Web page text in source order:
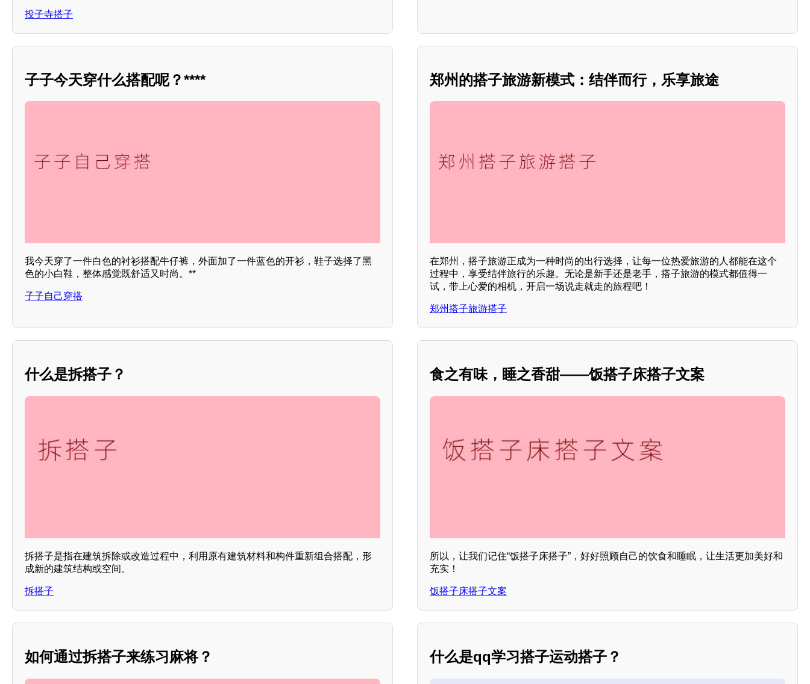
投子寺搭子
子子今天穿什么搭配呢？****
我今天穿了一件白色的衬衫搭配牛仔裤，外面加了一件蓝色的开衫，鞋子选择了黑
色的小白鞋，整体感觉既舒适又时尚。**
子子自己穿搭
郑州的搭子旅游新模式：结伴而行，乐享旅途
在郑州，搭子旅游正成为一种时尚的出行选择，让每一位热爱旅游的人都能在这个
过程中，享受结伴旅行的乐趣。无论是新手还是老手，搭子旅游的模式都值得一
试，带上心爱的相机，开启一场说走就走的旅程吧！
郑州搭子旅游搭子
什么是拆搭子？
拆搭子是指在建筑拆除或改造过程中，利用原有建筑材料和构件重新组合搭配，形
成新的建筑结构或空间。
拆搭子
食之有味，睡之香甜——饭搭子床搭子文案
所以，让我们记住“饭搭子床搭子”，好好照顾自己的饮食和睡眠，让生活更加美好和
充实！
饭搭子床搭子文案
如何通过拆搭子来练习麻将？ 什么是qq学习搭子运动搭子？